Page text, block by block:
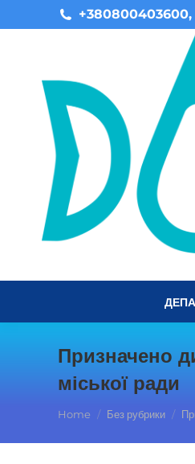
+380800403600,
Призначено
міської ради
You are here:
Home Без рубрики